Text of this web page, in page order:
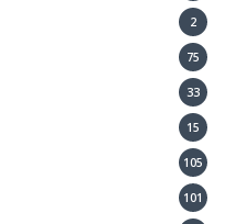
2
75
33
15
105
101